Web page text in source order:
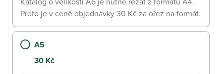
Proto je v ceně objednávky 30 Kč za ořez na formát.
A5
30 Kč